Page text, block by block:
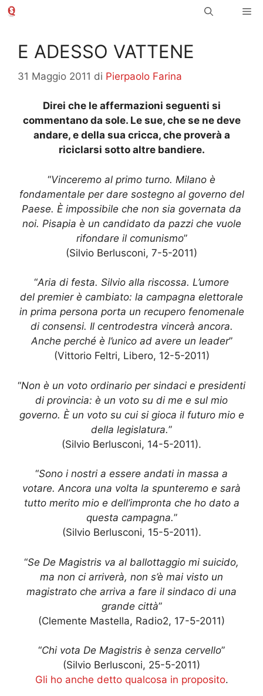
Vai
E ADESSO VATTENE
31 Maggio 2011 di Pierpaolo Farina
Direi che le affermazioni seguenti si
commentano da sole. Le sue, che se ne deve
andare, e della sua cricca, che proverà a
riciclarsi sotto altre bandiere.
“Vinceremo al primo turno. Milano è
fondamentale per dare sostegno al governo del
Paese. È impossibile che non sia governata da
noi. Pisapia è un candidato da pazzi che vuole
rifondare il comunismo”
(Silvio Berlusconi, 7-5-2011)
“Aria di festa. Silvio alla riscossa. L’umore
del premier è cambiato: la campagna elettorale
in prima persona porta un recupero fenomenale
di consensi. Il centrodestra vincerà ancora.
Anche perché è l’unico ad avere un leader”
(Vittorio Feltri, Libero, 12-5-2011)
“Non è un voto ordinario per sindaci e presidenti
di provincia: è un voto su di me e sul mio
governo. È un voto su cui si gioca il futuro mio e
della legislatura.”
(Silvio Berlusconi, 14-5-2011).
“Sono i nostri a essere andati in massa a
votare. Ancora una volta la spunteremo e sarà
tutto merito mio e dell’impronta che ho dato a
questa campagna.”
(Silvio Berlusconi, 15-5-2011).
“Se De Magistris va al ballottaggio mi suicido,
ma non ci arriverà, non s’è mai visto un
magistrato che arriva a fare il sindaco di una
grande città”
(Clemente Mastella, Radio2, 17-5-2011)
“Chi vota De Magistris è senza cervello”
(Silvio Berlusconi, 25-5-2011)
Gli ho anche detto qualcosa in proposito.